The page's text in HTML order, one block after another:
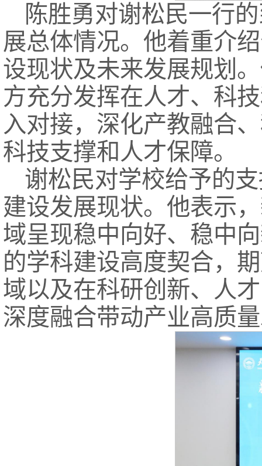
陈胜勇对谢松民一行
展总体情况。他着重介
设现状及未来发展规划
方充分发挥在人才、科
入对接，深化产教融合
科技支撑和人才保障。
谢松民对学校给予的
建设发展现状。他表示
域呈现稳中向好、稳中
的学科建设高度契合，
域以及在科研创新、人
深度融合带动产业高质